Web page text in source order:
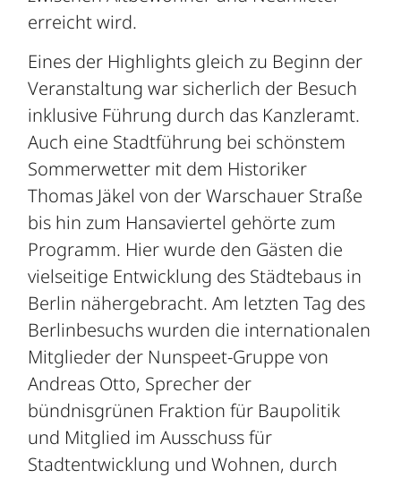
erreicht wird.
Eines der Highlights gleich zu Beginn der
Veranstaltung war sicherlich der Besuch
inklusive Führung durch das Kanzleramt.
Auch eine Stadtführung bei schönstem
Sommerwetter mit dem Historiker
Thomas Jäkel von der Warschauer Straße
bis hin zum Hansaviertel gehörte zum
Programm. Hier wurde den Gästen die
vielseitige Entwicklung des Städtebaus in
Berlin nähergebracht. Am letzten Tag des
Berlinbesuchs wurden die internationalen
Mitglieder der Nunspeet-Gruppe von
Andreas Otto, Sprecher der
bündnisgrünen Fraktion für Baupolitik
und Mitglied im Ausschuss für
Stadtentwicklung und Wohnen, durch